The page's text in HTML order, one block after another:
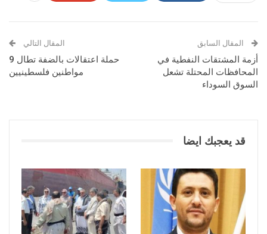
المقال السابق
أزمة المشتقات النفطية في
المحافظات المحتلة تشعل
السوق السوداء
المقال التالي
حملة اعتقالات بالضفة تطال 9
مواطنين فلسطينيين
قد يعجبك ايضا